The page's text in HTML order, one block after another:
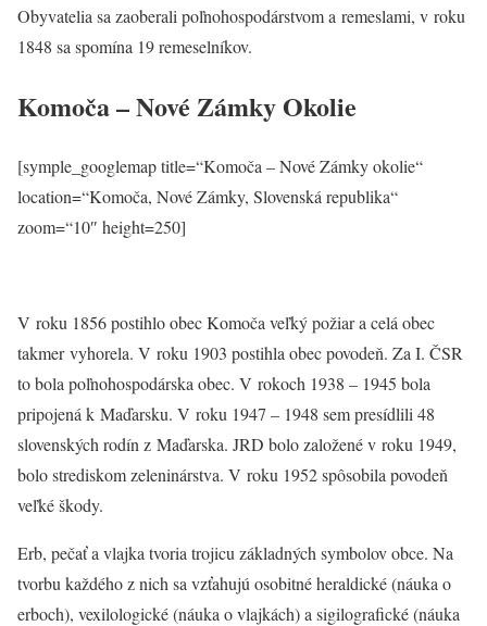
Obyvatelia sa zaoberali poľnohospodárstvom a remeslami, v roku
1848 sa spomína 19 remeselníkov.
Komoča – Nové Zámky Okolie
[symple_googlemap title=“Komoča – Nové Zámky okolie“
location=“Komoča, Nové Zámky, Slovenská republika“
zoom=“10″ height=250]
V roku 1856 postihlo obec Komoča veľký požiar a celá obec
takmer vyhorela. V roku 1903 postihla obec povodeň. Za I. ČSR
to bola poľnohospodárska obec. V rokoch 1938 – 1945 bola
pripojená k Maďarsku. V roku 1947 – 1948 sem presídlili 48
slovenských rodín z Maďarska. JRD bolo založené v roku 1949,
bolo strediskom zeleninárstva. V roku 1952 spôsobila povodeň
veľké škody.
Erb, pečať a vlajka tvoria trojicu základných symbolov obce. Na
tvorbu každého z nich sa vzťahujú osobitné heraldické (náuka o
erboch), vexilologické (náuka o vlajkách) a sigilografické (náuka